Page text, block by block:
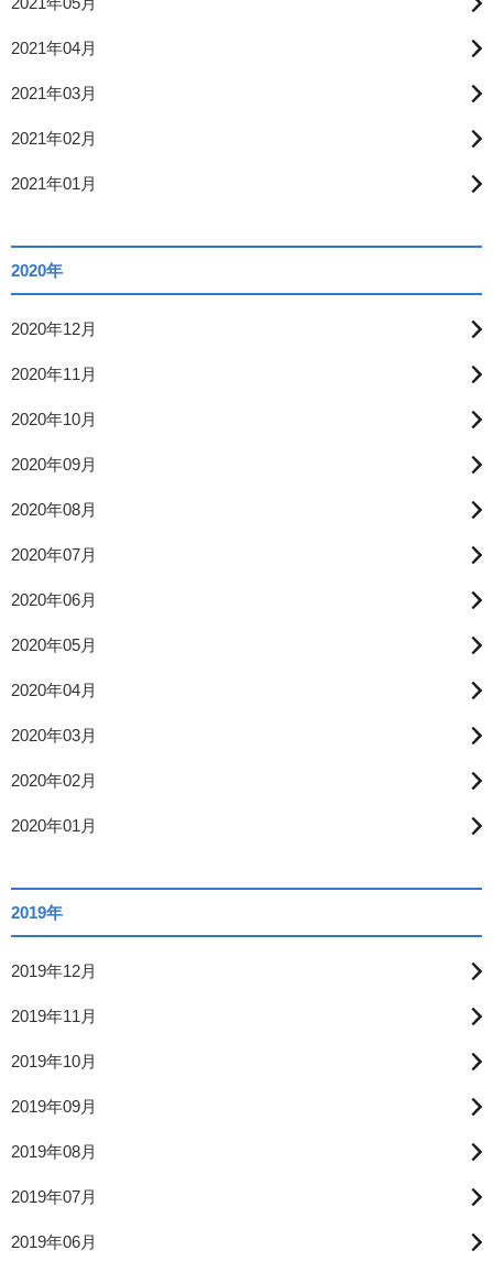
2021年04月
2021年03月
2021年02月
2021年01月
2020年
2020年12月
2020年11月
2020年10月
2020年09月
2020年08月
2020年07月
2020年06月
2020年05月
2020年04月
2020年03月
2020年02月
2020年01月
2019年
2019年12月
2019年11月
2019年10月
2019年09月
2019年08月
2019年07月
2019年06月